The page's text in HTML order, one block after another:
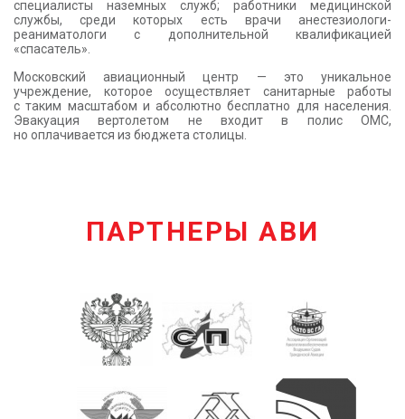
специалисты наземных служб; работники медицинской
службы, среди которых есть врачи анестезиологи-
реаниматологи с дополнительной квалификацией
«спасатель».
Московский авиационный центр — это уникальное
учреждение, которое осуществляет санитарные работы
с таким масштабом и абсолютно бесплатно для населения.
Эвакуация вертолетом не входит в полис ОМС,
но оплачивается из бюджета столицы.
ПАРТНЕРЫ АВИ